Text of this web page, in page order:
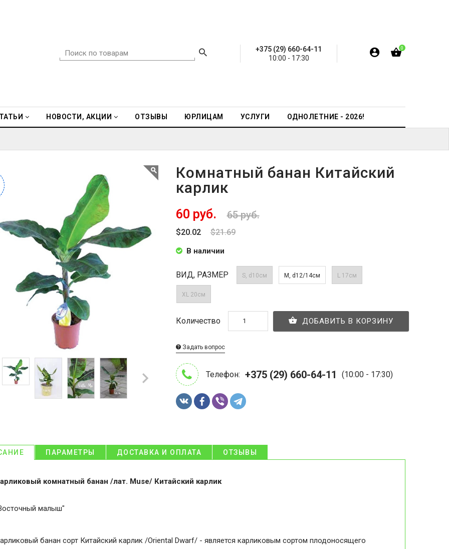
+375 (29) 660-64-11
10:00 - 17:30
0
НОВОСТИ, АКЦИИ ОТЗЫВЫ ЮРЛИЦАМ УСЛУГИ ОДНОЛЕТНИЕ - 2026!
Комнатный банан Китайский
карлик
60 руб. 65 руб.
$20.02 $21.69
В наличии
ВИД, РАЗМЕР S, d10см M, d12/14см L 17см
XL 20см
Количество ДОБАВИТЬ В КОРЗИНУ
Задать вопрос
Телефон: +375 (29) 660-64-11 (10:00 - 17:30)
ПАРАМЕТРЫ ДОСТАВКА И ОПЛАТА ОТЗЫВЫ
комнатный банан /лат. Muse/ Китайский карлик
малыш"
банан сорт Китайский карлик /Oriental Dwarf/ - является карликовым сортом плодоносящего